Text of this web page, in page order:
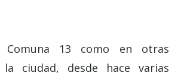
13 como en otras
ciudad, desde hace varias